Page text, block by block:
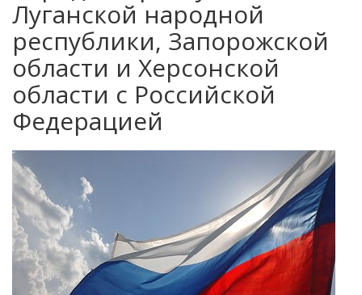
Луганской народной
республики, Запорожской
области и Херсонской
области с Российской
Федерацией